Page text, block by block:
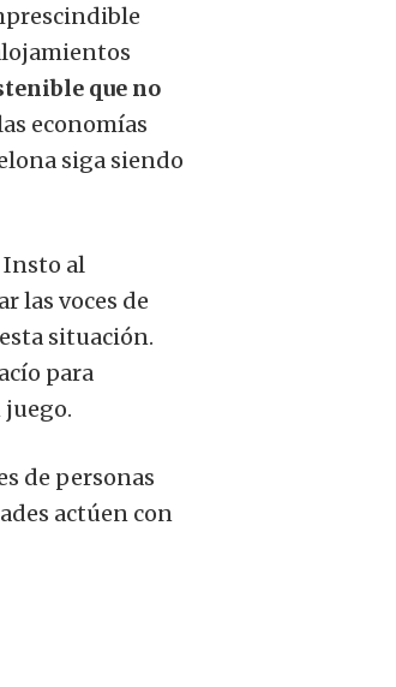
que no
economías
siga siendo
Insto al
las voces de
situación.
para
de personas
actúen con